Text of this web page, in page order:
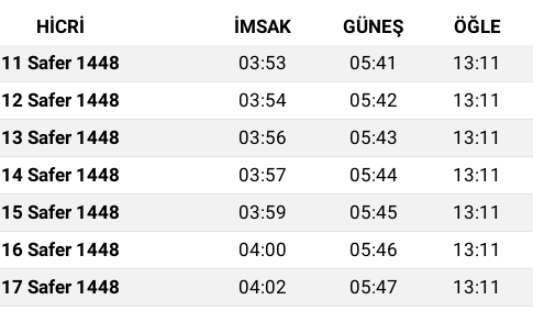
HİCRİ İMSAK GÜNEŞ ÖĞLE
11 Safer 1448 03:53 05:41 13:11
12 Safer 1448 03:54 05:42 13:11
13 Safer 1448 03:56 05:43 13:11
14 Safer 1448 03:57 05:44 13:11
15 Safer 1448 03:59 05:45 13:11
16 Safer 1448 04:00 05:46 13:11
17 Safer 1448 04:02 05:47 13:11